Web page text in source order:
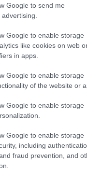
Google to send me
Google to enable storage
like cookies on web
in apps.
Google to enable storage
of the website or
Google to enable storage
Google to enable storage
including
fraud prevention, and
3 Foods That Are
198